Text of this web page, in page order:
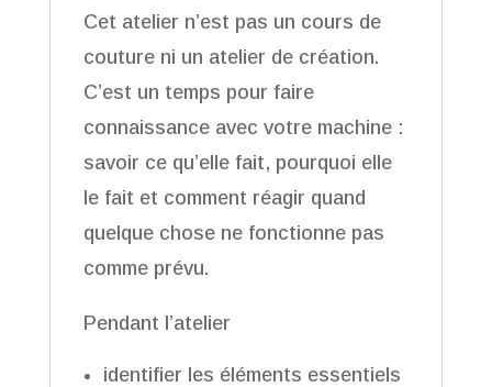
Cet atelier n’est pas un cours de
couture ni un atelier de création.
C’est un temps pour faire
connaissance avec votre machine :
savoir ce qu’elle fait, pourquoi elle
le fait et comment réagir quand
quelque chose ne fonctionne pas
comme prévu.
Pendant l’atelier
identifier les éléments essentiels